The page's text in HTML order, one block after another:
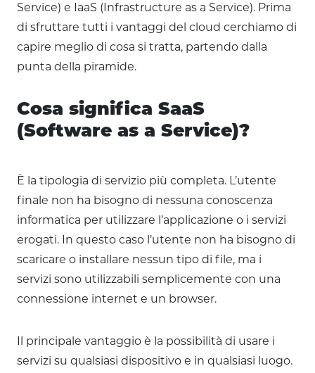
Service) e IaaS (Infrastructure as a Service). Prima
di sfruttare tutti i vantaggi del cloud cerchiamo di
capire meglio di cosa si tratta, partendo dalla
punta della piramide.
Cosa significa SaaS
(Software as a Service)?
È la tipologia di servizio più completa. L’utente
finale non ha bisogno di nessuna conoscenza
informatica per utilizzare l’applicazione o i servizi
erogati. In questo caso l’utente non ha bisogno di
scaricare o installare nessun tipo di file, ma i
servizi sono utilizzabili semplicemente con una
connessione internet e un browser.
Il principale vantaggio è la possibilità di usare i
servizi su qualsiasi dispositivo e in qualsiasi luogo.